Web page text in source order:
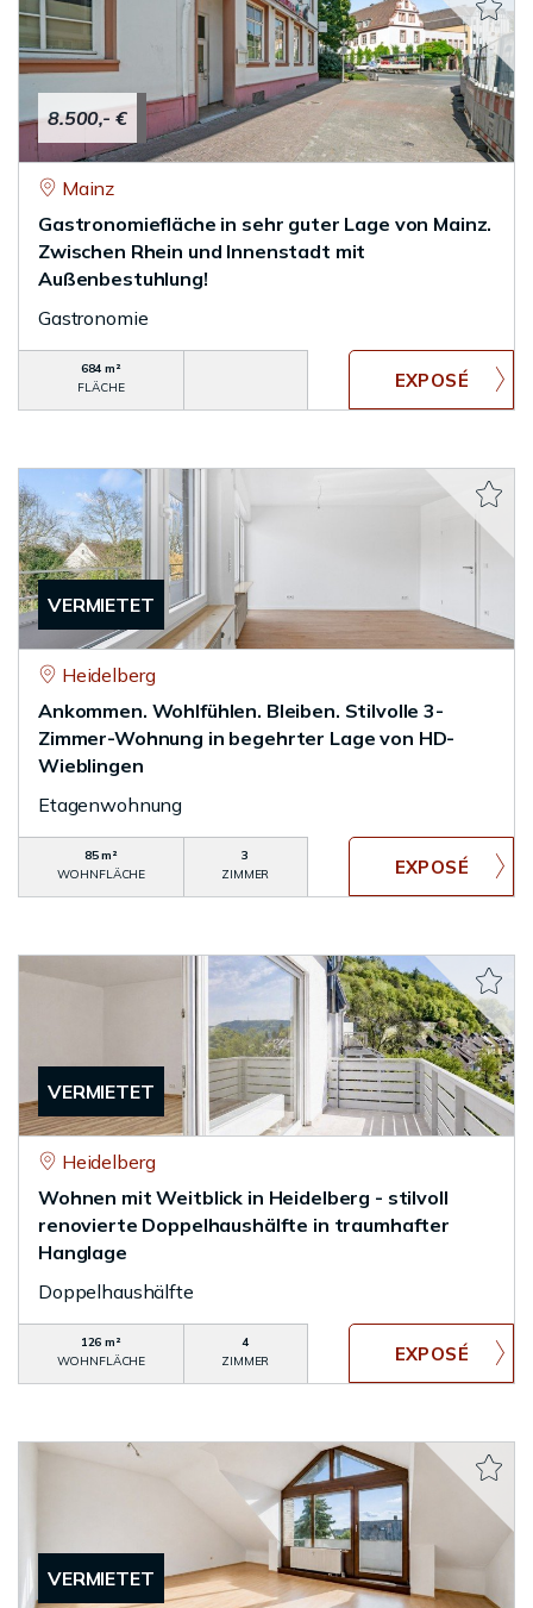
8.500,- €
Mainz
Gastronomiefläche in sehr guter Lage von Mainz.
Zwischen Rhein und Innenstadt mit
Außenbestuhlung!
Gastronomie
684 m²
FLÄCHE
VERMIETET
Heidelberg
Ankommen. Wohlfühlen. Bleiben. Stilvolle 3-
Zimmer-Wohnung in begehrter Lage von HD-
Wieblingen
Etagenwohnung
85 m²
WOHNFLÄCHE
3
ZIMMER
VERMIETET
Heidelberg
Wohnen mit Weitblick in Heidelberg - stilvoll
renovierte Doppelhaushälfte in traumhafter
Hanglage
Doppelhaushälfte
126 m²
WOHNFLÄCHE
4
ZIMMER
VERMIETET